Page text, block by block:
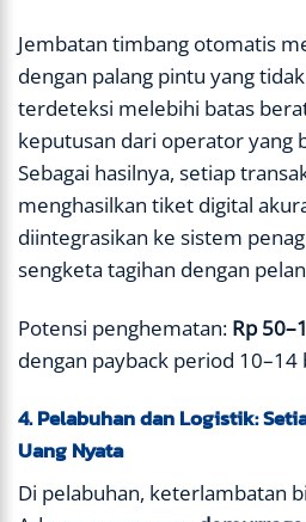
Jembatan timbang otomatis
dengan palang pintu yang
terdeteksi melebihi batas
keputusan dari operator yang
Sebagai hasilnya, setiap
menghasilkan tiket digital
diintegrasikan ke sistem
sengketa tagihan dengan
Potensi penghematan: Rp
dengan payback period 10–14
4. Pelabuhan dan Logistik:
Uang Nyata
Di pelabuhan, keterlambatan